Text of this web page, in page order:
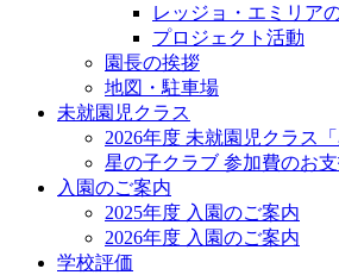
レッジョ・エミリア
プロジェクト活動
園長の挨拶
地図・駐車場
未就園児クラス
2026年度 未就園児クラス
星の子クラブ 参加費のお
入園のご案内
2025年度 入園のご案内
2026年度 入園のご案内
学校評価